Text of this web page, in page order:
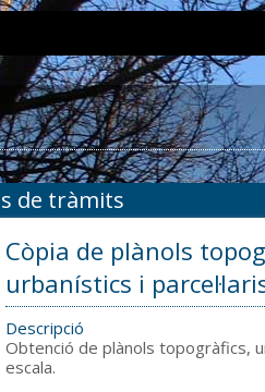
de tràmits
Còpia de plànols
urbanístics i
Descripció
Obtenció de plànols topogràfics,
escala.